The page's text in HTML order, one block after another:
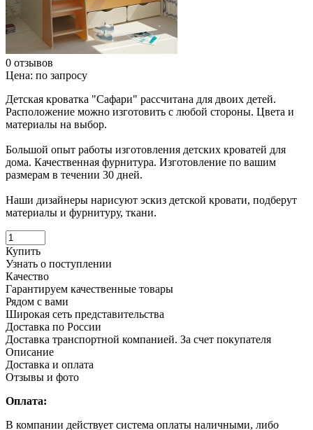
0 отзывов
Цена: по запросу
Детская кроватка "Сафари" рассчитана для двоих детей.
Расположение можно изготовить с любой стороны. Цвета и
материалы на выбор.
Большой опыт работы изготовления детских кроватей для
дома. Качественная фурнитура. Изготовление по вашим
размерам в течении 30 дней.
Наши дизайнеры нарисуют эскиз детской кровати, подберут
материалы и фурнитуру, ткани.
Купить
Узнать о поступлении
Качество
Гарантируем качественные товары
Рядом с вами
Широкая сеть представительства
Доставка по России
Доставка транспортной компанией. За счет покупателя
Описание
Доставка и оплата
Отзывы и фото
Оплата:
В компании действует система оплаты наличными, либо